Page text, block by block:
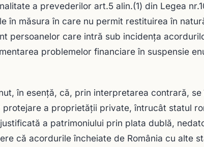
a prevederilor art.5 alin.(1) din Legea
în măsura în care nu permit restituirea în
persoanelor care intră sub incidenţa
problemelor financiare în suspensie
în esență, că, prin interpretarea contrară,
protejare a proprietăţii private, întrucât statul
a patrimoniului prin plata dublă,
că acordurile încheiate de România cu alte